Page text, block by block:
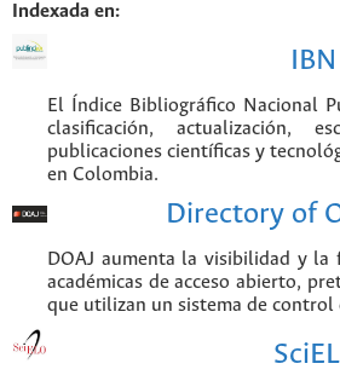
Indexada en:
El Índice Bibliográfico Nacional
clasificación, actualización,
publicaciones científicas y
en Colombia.
Directory of
DOAJ aumenta la visibilidad y
académicas de acceso abierto,
que utilizan un sistema de